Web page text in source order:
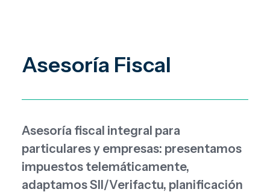
Asesoría Fiscal
Asesoría fiscal integral para
particulares y empresas: presentamos
impuestos telemáticamente,
adaptamos SII/Verifactu, planificación